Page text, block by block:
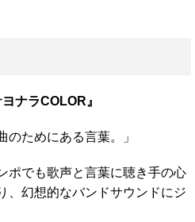
ナラCOLOR』
のためにある言葉。」
ポでも歌声と言葉に聴き手の心
、幻想的なバンドサウンドにジ